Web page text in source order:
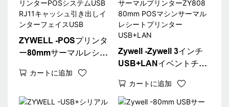
ZYWELL -POSプリンタ
ー80mmサーマルレシー
ムUSB RJ11キャッシュ
スUSB
カートに追加
Zywell -Zywell 3インチ
USB+LANイベントチケ
ZY808 80mm POSマシ
ンサーマルレシートプリ
カートに追加